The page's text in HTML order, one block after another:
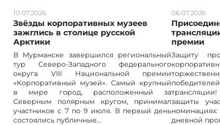
Звёзды корпоративных музеев
зажглись в столице русской
Арктики
10.07.2026
В Мурманске завершился региональный
тур Северо-Западного федерального
округа VIII Национальной премии
«Корпоративный музей». Самый крупный
в мире город, расположенный за
Северным полярным кругом, принимал
участников с 7 по 9 июля. В первый день
состоялись публичные...
премии
06.07.2026
Защиту
защиты
дневной